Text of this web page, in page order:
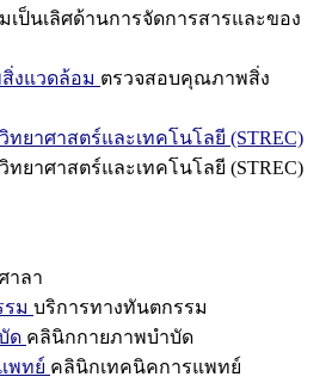
เป็นเลิศด้านการจัดการสารและของ
งแวดล้อม ตรวจสอบคุณภาพสิ่ง
ทยาศาสตร์และเทคโนโลยี (STREC)
ทยาศาสตร์และเทคโนโลยี (STREC)
าลา
ม บริการทางทันตกรรม
ด คลินิกกายภาพบำบัด
พทย์ คลินิกเทคนิคการแพทย์